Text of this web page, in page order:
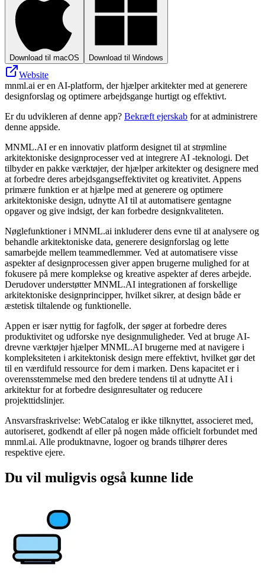
Download til macOS Download til Windows
Website
mnml.ai er en AI-platform, der hjælper arkitekter med at generere
designforslag og optimere arbejdsgange hurtigt og effektivt.
Er du udvikleren af denne app? Bekræft ejerskab for at administrere
denne appside.
MNML.AI er en innovativ platform designet til at strømline
arkitektoniske designprocesser ved at integrere AI -teknologi. Det
tilbyder en pakke værktøjer, der hjælper arkitekter og designere med
at forbedre deres arbejdsgangseffektivitet og kreativitet. Appens
primære funktion er at hjælpe med at generere og optimere
arkitektoniske design, udnytte AI til at automatisere gentagne
opgaver og give indsigt, der kan forbedre designkvaliteten.
Nøglefunktioner i MNML.ai inkluderer dens evne til at analysere og
behandle arkitektoniske data, generere designforslag og lette
samarbejde mellem teammedlemmer. Ved at automatisere visse
aspekter af designprocessen giver appen brugerne mulighed for at
fokusere på mere komplekse og kreative aspekter af deres arbejde.
Derudover understøtter MNML.AI integrationen af ​​forskellige
arkitektoniske designprincipper, hvilket sikrer, at design både er
æstetisk tiltalende og funktionelle.
Appen er især nyttig for fagfolk, der søger at forbedre deres
produktivitet og udforske nye designmuligheder. Ved at bruge AI-
drevne værktøjer hjælper MNML.AI brugerne med at navigere i
kompleksiteten i arkitektonisk design mere effektivt, hvilket gør det
til en værdifuld ressource for dem i marken. Dens kapacitet er i
overensstemmelse med den bredere tendens til at udnytte AI i
arkitektur for at forbedre designresultater og reducere
projekttidslinjer.
Ansvarsfraskrivelse: WebCatalog er ikke tilknyttet, associeret med,
autoriseret, godkendt af eller på nogen måde officielt forbundet med
mnml.ai. Alle produktnavne, logoer og brands tilhører deres
respektive ejere.
Du vil muligvis også kunne lide